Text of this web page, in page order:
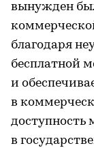
вынужден
благодаря
бесплатной
и
в
в